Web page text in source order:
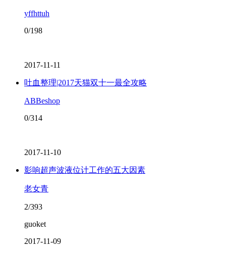
yffhttuh
0/198
2017-11-11
吐血整理|2017天猫双十一最全攻略
ABBeshop
0/314
2017-11-10
影响超声波液位计工作的五大因素
老女青
2/393
guoket
2017-11-09